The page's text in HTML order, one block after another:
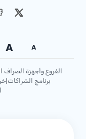
A
A
الفروع وأجهزة الصراف
برنامج الشراكات|